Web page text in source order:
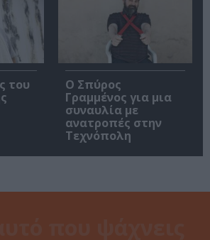
του
Ο Σπύρος
Γραμμένος για μια
συναυλία με
ανατροπές στην
Τεχνόπολη